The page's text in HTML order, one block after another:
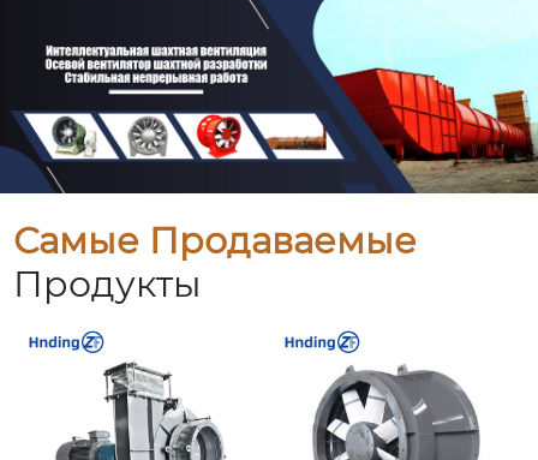
Самые Продаваемые
Продукты